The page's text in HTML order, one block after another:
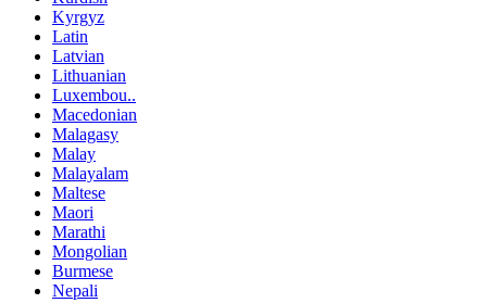
Kyrgyz
Latin
Latvian
Lithuanian
Luxembou..
Macedonian
Malagasy
Malay
Malayalam
Maltese
Maori
Marathi
Mongolian
Burmese
Nepali